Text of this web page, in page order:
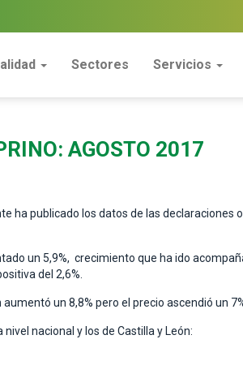
Sectores Servicios
AGOSTO 2017
ha publicado los datos de las declaraciones
un 5,9%, crecimiento que ha ido
del 2,6%.
un 8,8% pero el precio ascendió un
nacional y los de Castilla y León: